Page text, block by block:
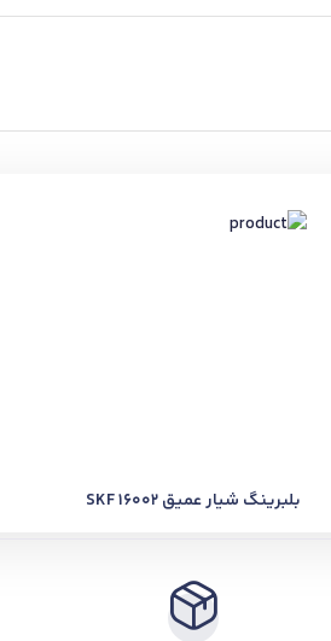
بلبرینگ شیار عمیق SKF 16002